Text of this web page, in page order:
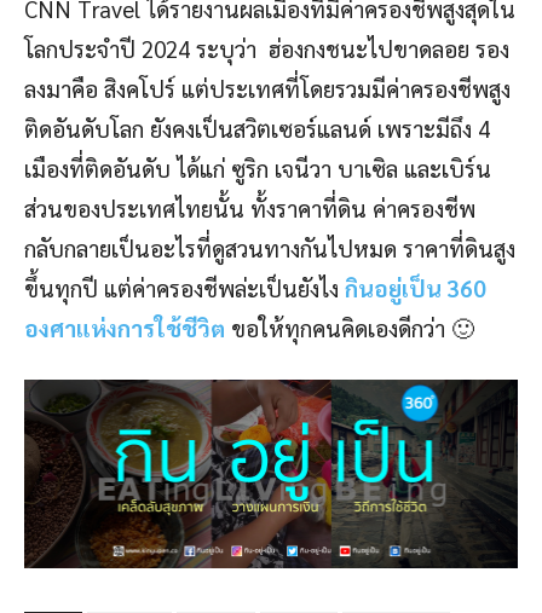
CNN Travel ได้รายงานผลเมืองที่มีค่าครองชีพสูงสุดใน
โลกประจำปี 2024 ระบุว่า ฮ่องกงชนะไปขาดลอย รอง
ลงมาคือ สิงคโปร์ แต่ประเทศที่โดยรวมมีค่าครองชีพสูง
ติดอันดับโลก ยังคงเป็นสวิตเซอร์แลนด์ เพราะมีถึง 4
เมืองที่ติดอันดับ ได้แก่ ซูริก เจนีวา บาเซิล และเบิร์น
ส่วนของประเทศไทยนั้น ทั้งราคาที่ดิน ค่าครองชีพ
กลับกลายเป็นอะไรที่ดูสวนทางกันไปหมด ราคาที่ดินสูง
ขึ้นทุกปี แต่ค่าครองชีพล่ะเป็นยังไง กินอยู่เป็น 360
องศาแห่งการใช้ชีวิต ขอให้ทุกคนคิดเองดีกว่า 🙂